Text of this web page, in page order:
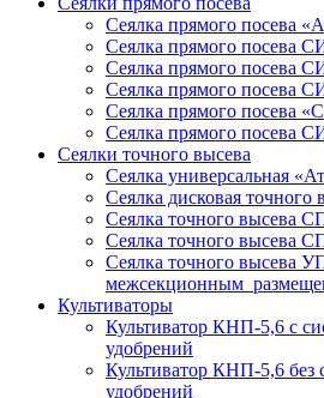
Сеялка прямого посева
Сеялка прямого посева
Сеялка прямого посева
Сеялка прямого посева
Сеялка прямого посева
Сеялка прямого посева
Сеялки точного высева
Сеялка универсальная
Сеялка дисковая точного
Сеялка точного высева
Сеялка точного высева
Сеялка точного высева
межсекционным
Культиваторы
Культиватор КНП-5,6 с
удобрений
Культиватор КНП-5,6 без
удобрений